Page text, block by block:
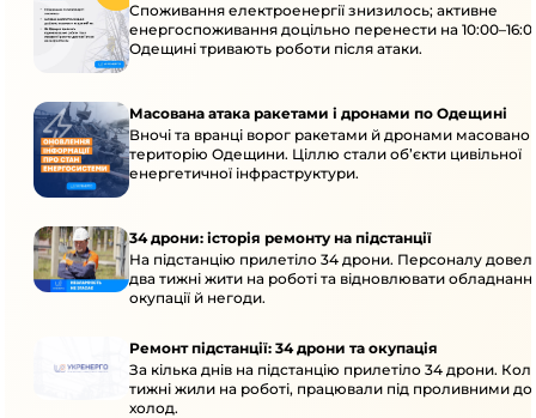
Споживання електроенергії знизилось; активне
енергоспоживання доцільно перенести на
Одещині тривають роботи після атаки.
Масована атака ракетами і дронами по Одещині
Вночі та вранці ворог ракетами й дронами масовано
територію Одещини. Ціллю стали об’єкти цивільної
енергетичної інфраструктури.
34 дрони: історія ремонту на підстанції
На підстанцію прилетіло 34 дрони. Персоналу
два тижні жити на роботі та відновлювати
окупації й негоди.
Ремонт підстанції: 34 дрони та окупація
За кілька днів на підстанцію прилетіло 34 дрони.
тижні жили на роботі, працювали під проливними
холод.